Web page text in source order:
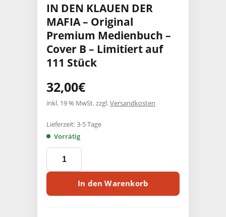
IN DEN KLAUEN DER
MAFIA – Original
Premium Medienbuch –
Cover B – Limitiert auf
111 Stück
32,00€
inkl. 19 % MwSt.zzgl.Versandkosten
Lieferzeit:3-5 Tage
Vorrätig
IN
KLAUEN
MAFIA
In den Warenkorb